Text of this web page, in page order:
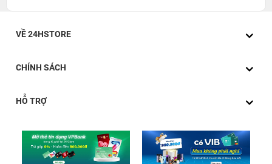
VỀ 24HSTORE
CHÍNH SÁCH
HỖ TRỢ